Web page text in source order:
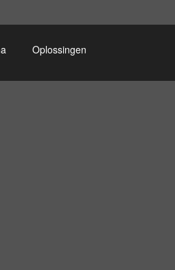
Oplossingen